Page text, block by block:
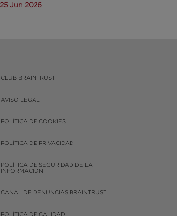
25 Jun 2026
CLUB BRAINTRUST
AVISO LEGAL
POLÍTICA DE COOKIES
POLÍTICA DE PRIVACIDAD
POLÍTICA DE SEGURIDAD DE LA
INFORMACION
CANAL DE DENUNCIAS BRAINTRUST
POLÍTICA DE CALIDAD